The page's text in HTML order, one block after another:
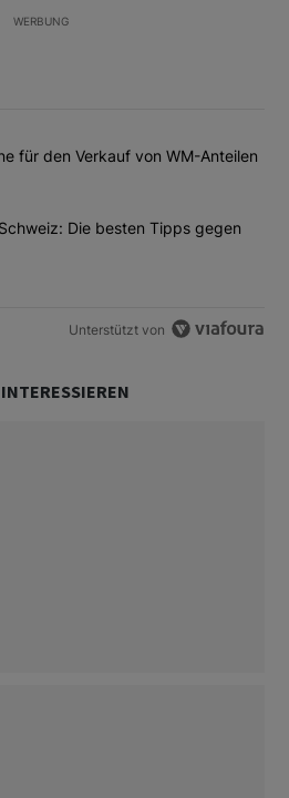
WERBUNG
der am meisten kommentierten
"Fifa verwirft Pläne für den
für den Verkauf von WM-Anteilen
"Tanken in der Schweiz: Die
Die besten Tipps gegen
Unterstützt von